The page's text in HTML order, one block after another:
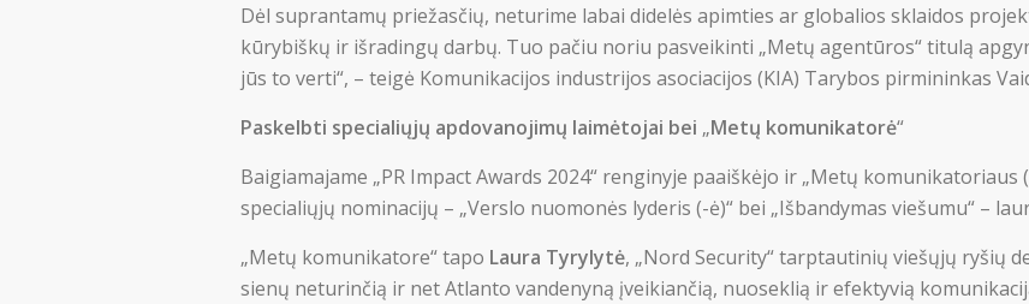
Dėl suprantamų priežasčių, neturime labai didelės apimties ar globalios sklaidos
kūrybiškų ir išradingų darbų. Tuo pačiu noriu pasveikinti „Metų agentūros“ titulą
jūs to verti“, – teigė Komunikacijos industrijos asociacijos (KIA) Tarybos pirmininkas
Paskelbti specialiųjų apdovanojimų laimėtojai bei „Metų komunikatorė“
Baigiamajame „PR Impact Awards 2024“ renginyje paaiškėjo ir „Metų
specialiųjų nominacijų – „Verslo nuomonės lyderis (-ė)“ bei „Išbandymas viešumu“ –
„Metų komunikatore“ tapo Laura Tyrylytė, „Nord Security“ tarptautinių viešųjų ryšių
sienų neturinčią ir net Atlanto vandenyną įveikiančią, nuoseklią ir efektyvią